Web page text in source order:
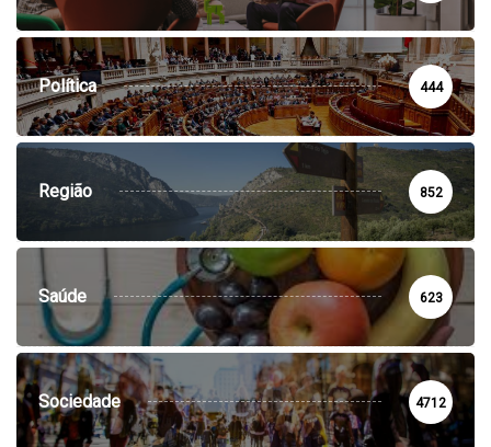
Política 444
Região 852
Saúde 623
Sociedade 4712